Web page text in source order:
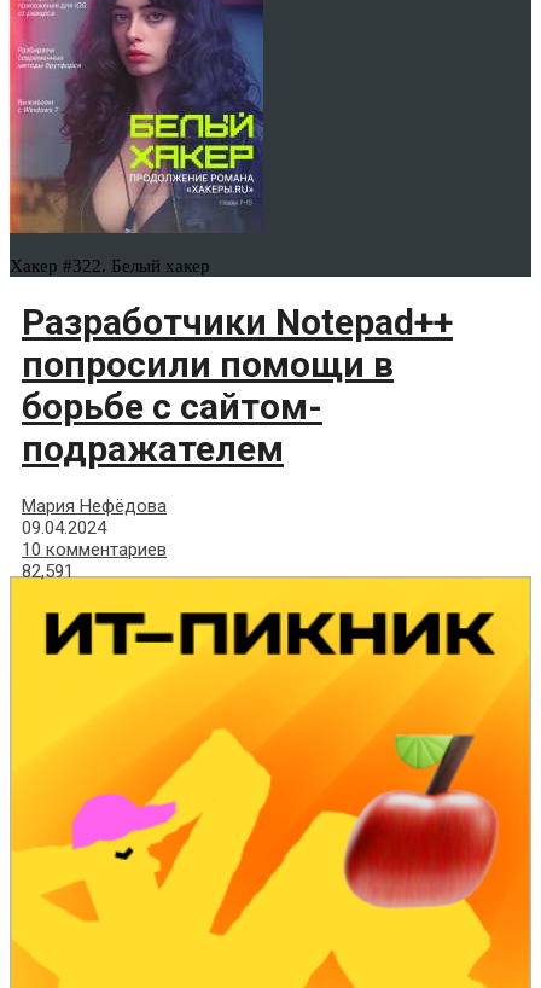
Хакер #322. Белый хакер
Разработчики Notepad++
попросили помощи в
борьбе с сайтом-
подражателем
Мария Нефёдова
09.04.2024
10 комментариев
82,591